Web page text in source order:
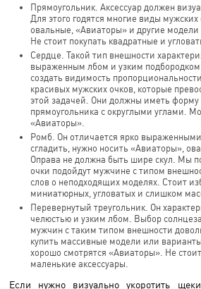
Прямоугольник. Аксессуар должен
Для этого годятся многие виды мужских
овальные, «Авиаторы» и другие модели
Не стоит покупать квадратные и
Сердце. Такой тип внешности
выраженным лбом и узким
создать видимость
красивых мужских очков, которые
этой задачей. Они должны иметь форму
прямоугольника с округлыми углами.
«Авиаторы».
Ромб. Он отличается ярко
сгладить, нужно носить «Авиаторы»,
Оправа не должна быть шире скул. Мы
очки подойдут мужчине с типом
слов о неподходящих моделях. Стоит
миниатюрных, угловатых и слишком
Перевернутый треугольник. Он
челюстью и узким лбом. Выбор
мужчин с таким типом внешности
купить массивные модели или
хорошо смотрятся «Авиаторы». Не
маленькие аксессуары.
Если нужно визуально укоротить